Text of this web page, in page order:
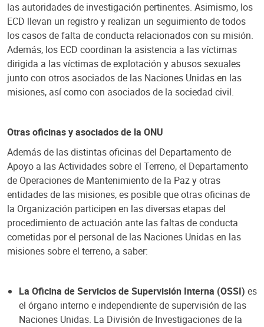
las autoridades de investigación pertinentes. Asimismo, los
ECD llevan un registro y realizan un seguimiento de todos
los casos de falta de conducta relacionados con su misión.
Además, los ECD coordinan la asistencia a las víctimas
dirigida a las víctimas de explotación y abusos sexuales
junto con otros asociados de las Naciones Unidas en las
misiones, así como con asociados de la sociedad civil.
Otras oficinas y asociados de la ONU
Además de las distintas oficinas del Departamento de
Apoyo a las Actividades sobre el Terreno, el Departamento
de Operaciones de Mantenimiento de la Paz y otras
entidades de las misiones, es posible que otras oficinas de
la Organización participen en las diversas etapas del
procedimiento de actuación ante las faltas de conducta
cometidas por el personal de las Naciones Unidas en las
misiones sobre el terreno, a saber:
La Oficina de Servicios de Supervisión Interna (OSSI) es
el órgano interno e independiente de supervisión de las
Naciones Unidas. La División de Investigaciones de la